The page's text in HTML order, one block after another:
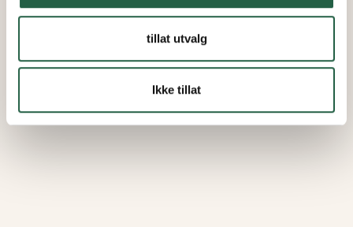
tillat utvalg
Ikke tillat